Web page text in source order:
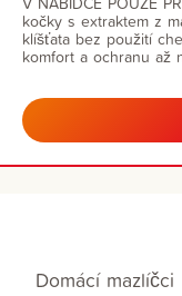
kočky s extraktem z
klíšťata bez použití
komfort a ochranu až
Domácí mazlíčci